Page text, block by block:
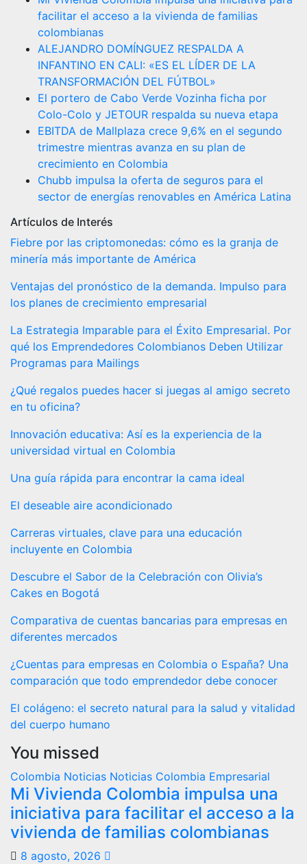
facilitar el acceso a la vivienda de familias
colombianas
ALEJANDRO DOMÍNGUEZ RESPALDA A
INFANTINO EN CALI: «ES EL LÍDER DE LA
TRANSFORMACIÓN DEL FÚTBOL»
El portero de Cabo Verde Vozinha ficha por
Colo-Colo y JETOUR respalda su nueva etapa
EBITDA de Mallplaza crece 9,6% en el segundo
trimestre mientras avanza en su plan de
crecimiento en Colombia
Chubb impulsa la oferta de seguros para el
sector de energías renovables en América Latina
Artículos de Interés
Fiebre por las criptomonedas: cómo es la granja de
minería más importante de América
Ventajas del pronóstico de la demanda. Impulso para
los planes de crecimiento empresarial
La Estrategia Imparable para el Éxito Empresarial. Por
qué los Emprendedores Colombianos Deben Utilizar
Programas para Mailings
¿Qué regalos puedes hacer si juegas al amigo secreto
en tu oficina?
Innovación educativa: Así es la experiencia de la
universidad virtual en Colombia
Una guía rápida para encontrar la cama ideal
El deseable aire acondicionado
Carreras virtuales, clave para una educación
incluyente en Colombia
Descubre el Sabor de la Celebración con Olivia’s
Cakes en Bogotá
Comparativa de cuentas bancarias para empresas en
diferentes mercados
¿Cuentas para empresas en Colombia o España? Una
comparación que todo emprendedor debe conocer
El colágeno: el secreto natural para la salud y vitalidad
del cuerpo humano
You missed
Colombia Noticias Noticias Colombia Empresarial
Mi Vivienda Colombia impulsa una
iniciativa para facilitar el acceso a la
vivienda de familias colombianas
8 agosto, 2026